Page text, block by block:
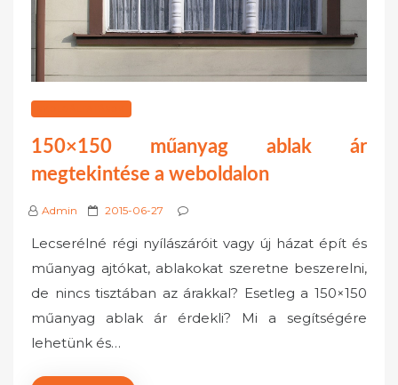
150×150 műanyag ablak ár
megtekintése a weboldalon
Admin
P
s
e
o
2015-06-27
Lecserélné régi nyílászáróit vagy új házat épít és
műanyag ajtókat, ablakokat szeretne beszerelni,
de nincs tisztában az árakkal? Esetleg a 150×150
műanyag ablak ár érdekli? Mi a segítségére
lehetünk és…